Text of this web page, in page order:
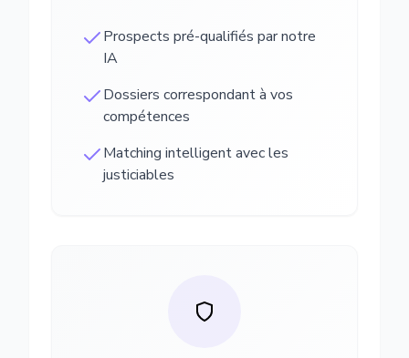
Prospects pré-qualifiés par notre
IA
Dossiers correspondant à vos
compétences
Matching intelligent avec les
justiciables